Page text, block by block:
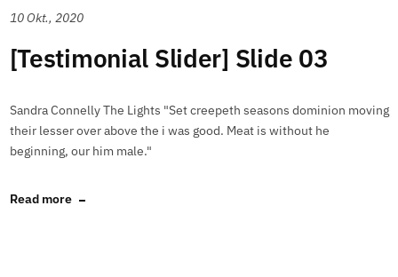
10 Okt., 2020
[Testimonial Slider] Slide 03
Sandra Connelly The Lights "Set creepeth seasons dominion moving
their lesser over above the i was good. Meat is without he
beginning, our him male."
Read more